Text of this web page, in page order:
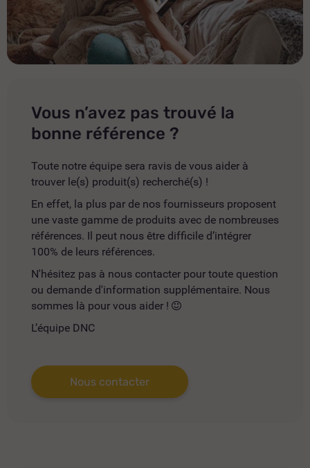
Vous n’avez pas trouvé la
bonne référence ?
Toute notre équipe sera ravis de vous aider à
trouver le(s) produit(s) recherché(s) !
En effet, la plus par de nos fournisseurs proposent
une vaste gamme de produits avec de nombreuses
références. Il peut nous être difficile d’intégrer
100% de leurs références.
N'hésitez pas à nous contacter pour toute question
ou demande d'information supplémentaire. Nous
sommes là pour vous aider !
L’équipe DNC
Nous contacter